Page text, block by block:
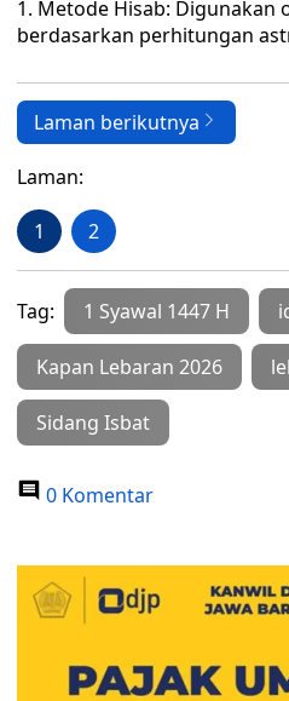
1. Metode Hisab: Digunakan
berdasarkan perhitungan
Laman berikutnya
Laman:
1 2
Tag: 1 Syawal 1447 H
Kapan Lebaran 2026
Sidang Isbat
0 Komentar